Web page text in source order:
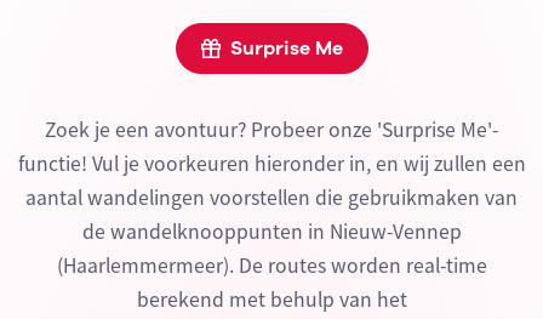
Surprise Me
Zoek je een avontuur? Probeer onze 'Surprise Me'-
functie! Vul je voorkeuren hieronder in, en wij zullen een
aantal wandelingen voorstellen die gebruikmaken van
de wandelknooppunten in Nieuw-Vennep
(Haarlemmermeer). De routes worden real-time
berekend met behulp van het